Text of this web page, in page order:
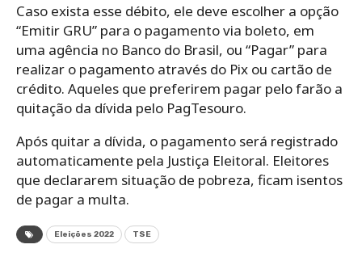
Caso exista esse débito, ele deve escolher a opção
“Emitir GRU” para o pagamento via boleto, em
uma agência no Banco do Brasil, ou “Pagar” para
realizar o pagamento através do Pix ou cartão de
crédito. Aqueles que preferirem pagar pelo farão a
quitação da dívida pelo PagTesouro.
Após quitar a dívida, o pagamento será registrado
automaticamente pela Justiça Eleitoral. Eleitores
que declararem situação de pobreza, ficam isentos
de pagar a multa.
Eleições 2022 TSE